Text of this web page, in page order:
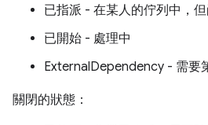
已指派 - 在某人的佇列中，
已開始 - 處理中
ExternalDependency - 需要
關閉的狀態：